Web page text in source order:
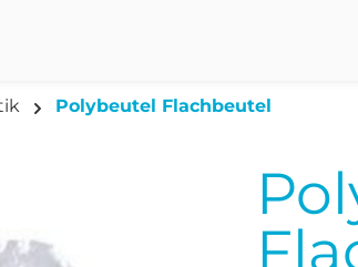
Polybeutel Flachbeutel